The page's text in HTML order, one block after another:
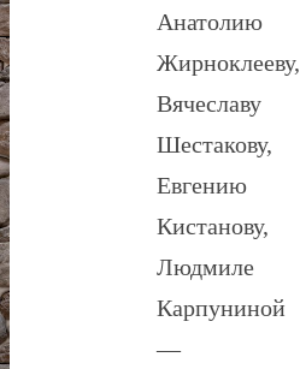
Анатолию
Жирноклееву,
Вячеславу
Шестакову,
Евгению
Кистанову,
Людмиле
Карпуниной
—